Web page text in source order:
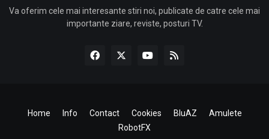
Va oferim cele mai interesante stiri noi, publicate de catre cele mai
importante ziare, reviste, posturi TV.
Home Info Contact Cookies BluAZ
Amulete
RobotFX